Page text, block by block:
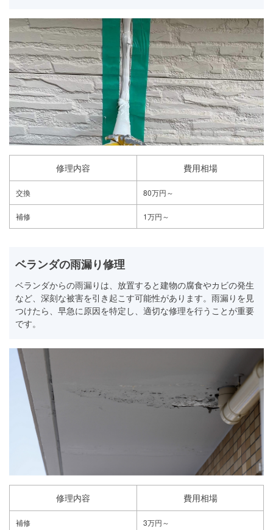
修理内容 費用相場
交換 80万円～
補修 1万円～
ベランダの雨漏り修理
ベランダからの雨漏りは、放置すると建物の腐食やカビの発生
など、深刻な被害を引き起こす可能性があります。雨漏りを見
つけたら、早急に原因を特定し、適切な修理を行うことが重要
です。
修理内容 費用相場
補修 3万円～